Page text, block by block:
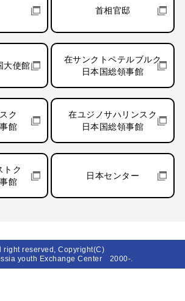
首相官邸
大使館
在サンクトペテルブルク
日本国総領事館
ク
館
在ユジノサハリンスク
日本国総領事館
トク
館
日本センター
right reserved, Copyright(C)
youth Exchange Center 2000-.